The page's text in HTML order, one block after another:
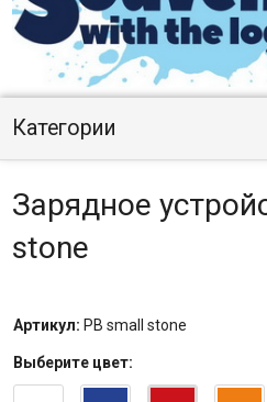
Категории
Зарядное
stone
Артикул: PB small stone
Выберите цвет: